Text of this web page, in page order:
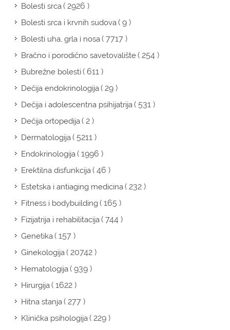
Bolesti srca( 2926 )
Bolesti srca i krvnih sudova( 9 )
Bolesti uha, grla i nosa( 7717 )
Bračno i porodično savetovalište( 254 )
Bubrežne bolesti( 611 )
Dečija endokrinologija( 29 )
Dečija i adolescentna psihijatrija( 531 )
Dečija ortopedija( 2 )
Dermatologija( 5211 )
Endokrinologija( 1996 )
Erektilna disfunkcija( 46 )
Estetska i antiaging medicina( 232 )
Fitness i bodybuilding( 165 )
Fizijatrija i rehabilitacija( 744 )
Genetika( 157 )
Ginekologija( 20742 )
Hematologija( 939 )
Hirurgija( 1622 )
Hitna stanja( 277 )
Klinička psihologija( 229 )